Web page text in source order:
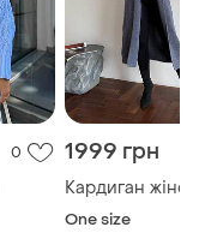
0 1999 грн
Кардиган
One size